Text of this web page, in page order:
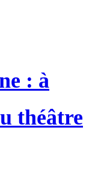
: à
théâtre